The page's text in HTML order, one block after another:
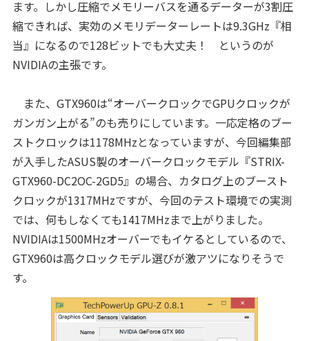
ます。しかし圧縮でメモリーバスを通るデーターが3割圧
縮できれば、実効のメモリデーターレートは9.3GHz『相
当』になるので128ビットでも大丈夫！ というのが
NVIDIAの主張です。
また、GTX960は“オーバークロックでGPUクロックが
ガンガン上がる”のも売りにしています。一応定格のブー
ストクロックは1178MHzとなっていますが、今回編集部
が入手したASUS製のオーバークロックモデル『STRIX-
GTX960-DC2OC-2GD5』の場合、カタログ上のブースト
クロックが1317MHzですが、今回のテスト環境での実測
では、何もしなくても1417MHzまで上がりました。
NVIDIAは1500MHzオーバーでもイケるとしているので、
GTX960は高クロックモデル選びが激アツになりそうで
す。